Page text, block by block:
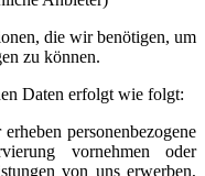
die wir benötigen, um
zu können.
Daten erfolgt wie folgt:
personenbezogene
vornehmen oder
von uns erwerben,